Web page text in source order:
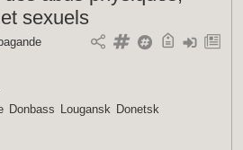
sexuels
Donbass Lougansk Donetsk